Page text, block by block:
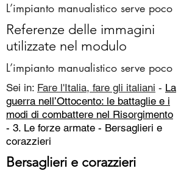
L’impianto manualistico serve poco
Referenze delle immagini
utilizzate nel modulo
L’impianto manualistico serve poco
Sei in: Fare l'Italia, fare gli italiani - La
guerra nell’Ottocento: le battaglie e i
modi di combattere nel Risorgimento
- 3. Le forze armate - Bersaglieri e
corazzieri
Bersaglieri e corazzieri